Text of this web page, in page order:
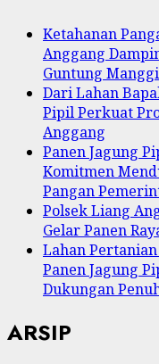
Ketahanan
Anggang
Guntung
Dari Lahan
Pipil Perkuat
Anggang
Panen Jagung
Komitmen
Pangan
Polsek Liang
Gelar Panen
Lahan
Panen Jagung
Dukungan
ARSIP